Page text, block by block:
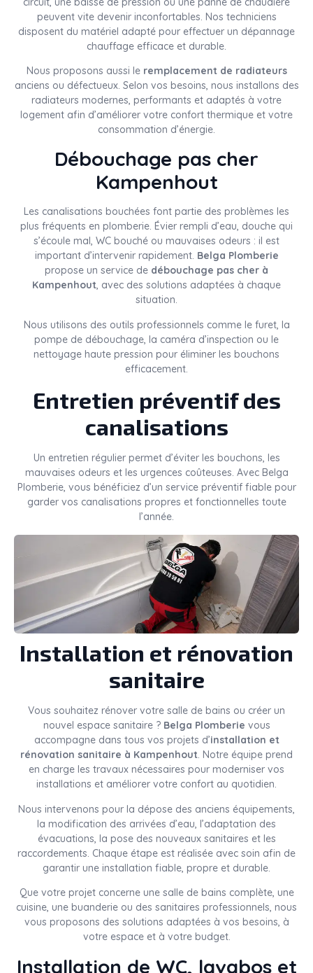
peuvent vite devenir inconfortables. Nos techniciens
disposent du matériel adapté pour effectuer un dépannage
chauffage efficace et durable.
Nous proposons aussi le remplacement de radiateurs
anciens ou défectueux. Selon vos besoins, nous installons des
radiateurs modernes, performants et adaptés à votre
logement afin d’améliorer votre confort thermique et votre
consommation d’énergie.
Débouchage pas cher
Kampenhout
Les canalisations bouchées font partie des problèmes les
plus fréquents en plomberie. Évier rempli d’eau, douche qui
s’écoule mal, WC bouché ou mauvaises odeurs : il est
important d’intervenir rapidement. Belga Plomberie
propose un service de débouchage pas cher à
Kampenhout, avec des solutions adaptées à chaque
situation.
Nous utilisons des outils professionnels comme le furet, la
pompe de débouchage, la caméra d’inspection ou le
nettoyage haute pression pour éliminer les bouchons
efficacement.
Entretien préventif des
canalisations
Un entretien régulier permet d’éviter les bouchons, les
mauvaises odeurs et les urgences coûteuses. Avec Belga
Plomberie, vous bénéficiez d’un service préventif fiable pour
garder vos canalisations propres et fonctionnelles toute
l’année.
Installation et rénovation
sanitaire
Vous souhaitez rénover votre salle de bains ou créer un
nouvel espace sanitaire ? Belga Plomberie vous
accompagne dans tous vos projets d’installation et
rénovation sanitaire à Kampenhout. Notre équipe prend
en charge les travaux nécessaires pour moderniser vos
installations et améliorer votre confort au quotidien.
Nous intervenons pour la dépose des anciens équipements,
la modification des arrivées d’eau, l’adaptation des
évacuations, la pose des nouveaux sanitaires et les
raccordements. Chaque étape est réalisée avec soin afin de
garantir une installation fiable, propre et durable.
Que votre projet concerne une salle de bains complète, une
cuisine, une buanderie ou des sanitaires professionnels, nous
vous proposons des solutions adaptées à vos besoins, à
votre espace et à votre budget.
Installation de WC, lavabos et